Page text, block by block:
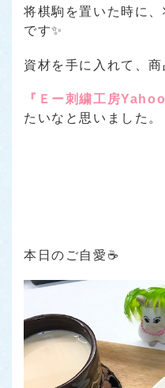
将棋駒を置いた時に
です✨
資材を手に入れて、商
『Ｅー刺繍工房
たいなと思いました。
本日のご自愛☕